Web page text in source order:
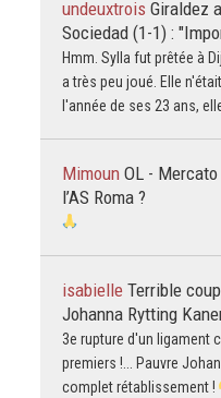
undeuxtrois Giraldez
Sociedad (1-1) :
Hmm. Sylla fut prêtée à
a très peu joué. Elle
l'année de ses 23 ans, elle
Mimoun OL -
l’AS Roma ?
isabielle Terrible
Johanna Rytting
3e rupture d'un ligament
premiers !... Pauvre
complet rétablissement !